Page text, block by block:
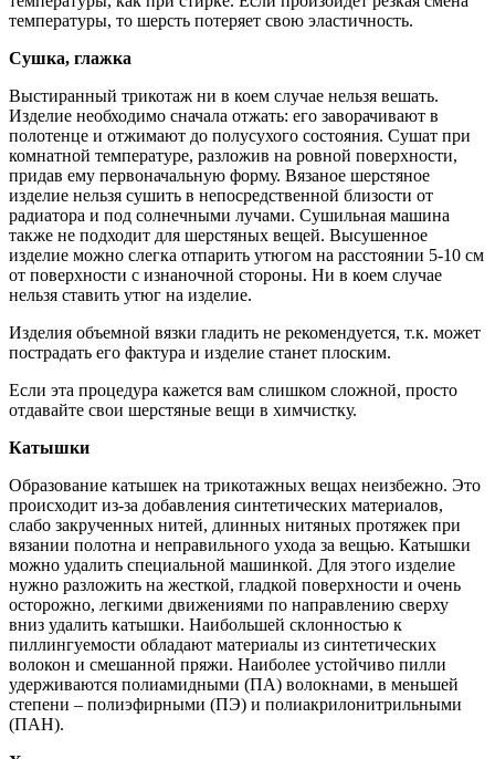
температуры, то шерсть потеряет свою эластичность.
Сушка, глажка
Выстиранный трикотаж ни в коем случае нельзя вешать.
Изделие необходимо сначала отжать: его заворачивают в
полотенце и отжимают до полусухого состояния. Сушат при
комнатной температуре, разложив на ровной поверхности,
придав ему первоначальную форму. Вязаное шерстяное
изделие нельзя сушить в непосредственной близости от
радиатора и под солнечными лучами. Сушильная машина
также не подходит для шерстяных вещей. Высушенное
изделие можно слегка отпарить утюгом на расстоянии 5-10 см
от поверхности с изнаночной стороны. Ни в коем случае
нельзя ставить утюг на изделие.
Изделия объемной вязки гладить не рекомендуется, т.к. может
пострадать его фактура и изделие станет плоским.
Если эта процедура кажется вам слишком сложной, просто
отдавайте свои шерстяные вещи в химчистку.
Катышки
Образование катышек на трикотажных вещах неизбежно. Это
происходит из-за добавления синтетических материалов,
слабо закрученных нитей, длинных нитяных протяжек при
вязании полотна и неправильного ухода за вещью. Катышки
можно удалить специальной машинкой. Для этого изделие
нужно разложить на жесткой, гладкой поверхности и очень
осторожно, легкими движениями по направлению сверху
вниз удалить катышки. Наибольшей склонностью к
пиллингуемости обладают материалы из синтетических
волокон и смешанной пряжи. Наиболее устойчиво пилли
удерживаются полиамидными (ПА) волокнами, в меньшей
степени – полиэфирными (ПЭ) и полиакрилонитрильными
(ПАН).